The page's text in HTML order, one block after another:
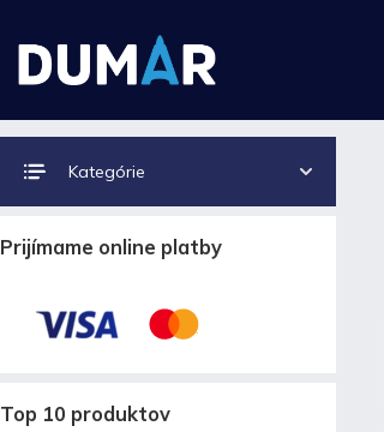
Kategórie
Prijímame online platby
Top 10 produktov